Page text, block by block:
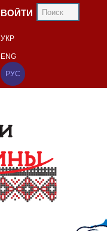
ВОЙТИ
УКР
ENG
РУС